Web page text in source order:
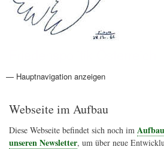
Hauptnavigation
— Hauptnavigation anzeigen
Aktionen
Friedensbewegung
Friedensprojekte
Home
Konflikte
Links
Narichtenlinks
News
Politik
Termine
Texte
Kunst
Friedensexperten
Friedensforschung
Friedensinitiativen
Friedensnachrichten
Webseite im Aufbau
Diese Webseite befindet sich noch im Aufbau
unseren Newsletter, um über neue